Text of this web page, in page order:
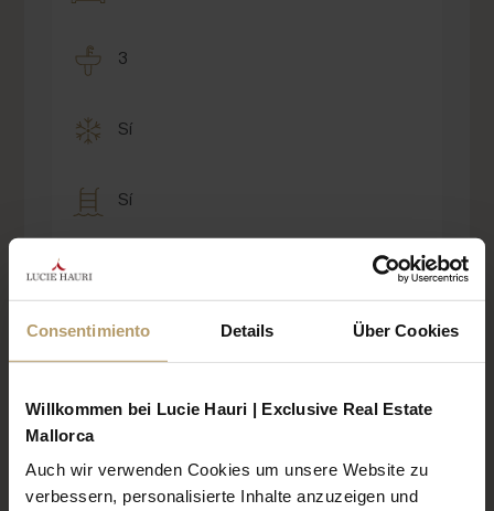
Consentimiento Details Über Cookies
Willkommen bei Lucie Hauri | Exclusive Real Estate
Mallorca
Auch wir verwenden Cookies um unsere Website zu
verbessern, personalisierte Inhalte anzuzeigen und
3
Sí
Sí
Plaza de aparcamiento al aire libre
CERTIFICADO ENERGÉTICO